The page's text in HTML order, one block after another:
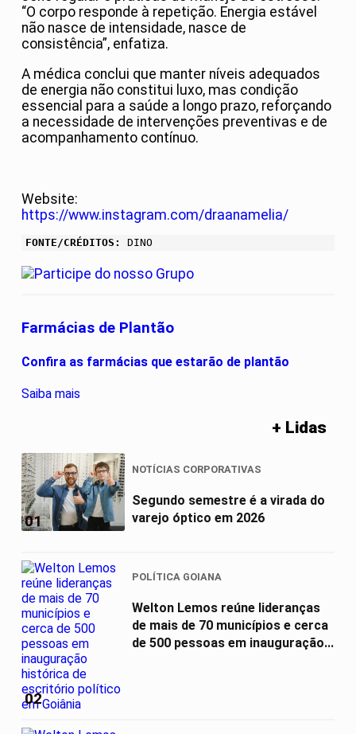
“O corpo responde à repetição. Energia estável
não nasce de intensidade, nasce de
consistência”, enfatiza.
A médica conclui que manter níveis adequados
de energia não constitui luxo, mas condição
essencial para a saúde a longo prazo, reforçando
a necessidade de intervenções preventivas e de
acompanhamento contínuo.
Website:
https://www.instagram.com/draanamelia/
FONTE/CRÉDITOS: DINO
Farmácias de Plantão
Confira as farmácias que estarão de plantão
Saiba mais
+ Lidas
01
NOTÍCIAS CORPORATIVAS
Segundo semestre é a virada do
varejo óptico em 2026
02
POLÍTICA GOIANA
Welton Lemos reúne lideranças
de mais de 70 municípios e cerca
de 500 pessoas em inauguração...